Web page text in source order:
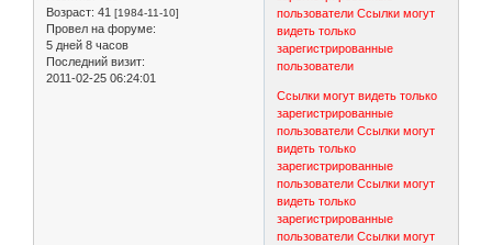
Возраст: 41 [1984-11-10]
Провел на форуме:
5 дней 8 часов
Последний визит:
2011-02-25 06:24:01
пользователи Ссылки могут
видеть только
зарегистрированные
пользователи
Ссылки могут видеть только
зарегистрированные
пользователи Ссылки могут
видеть только
зарегистрированные
пользователи Ссылки могут
видеть только
зарегистрированные
пользователи Ссылки могут